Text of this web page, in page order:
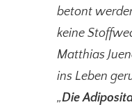
betont
keine
Matthias
ins Leben
„Die